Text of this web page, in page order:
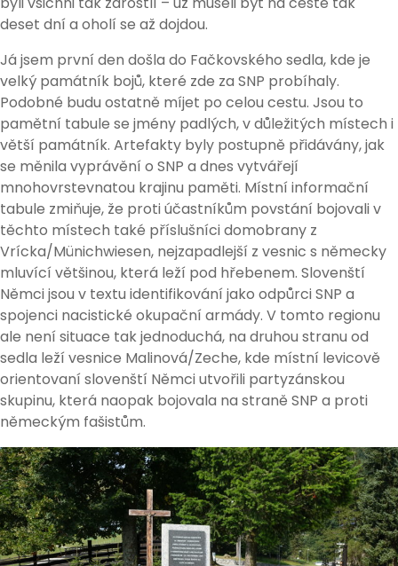
deset dní a oholí se až dojdou.
Já jsem první den došla do Fačkovského sedla, kde je
velký památník bojů, které zde za SNP probíhaly.
Podobné budu ostatně míjet po celou cestu. Jsou to
pamětní tabule se jmény padlých, v důležitých místech i
větší památník. Artefakty byly postupně přidávány, jak
se měnila vyprávění o SNP a dnes vytvářejí
mnohovrstevnatou krajinu paměti. Místní informační
tabule zmiňuje, že proti účastníkům povstání bojovali v
těchto místech také příslušníci domobrany z
Vrícka/Münichwiesen, nejzapadlejší z vesnic s německy
mluvící většinou, která leží pod hřebenem. Slovenští
Němci jsou v textu identifikování jako odpůrci SNP a
spojenci nacistické okupační armády. V tomto regionu
ale není situace tak jednoduchá, na druhou stranu od
sedla leží vesnice Malinová/Zeche, kde místní levicově
orientovaní slovenští Němci utvořili partyzánskou
skupinu, která naopak bojovala na straně SNP a proti
německým fašistům.